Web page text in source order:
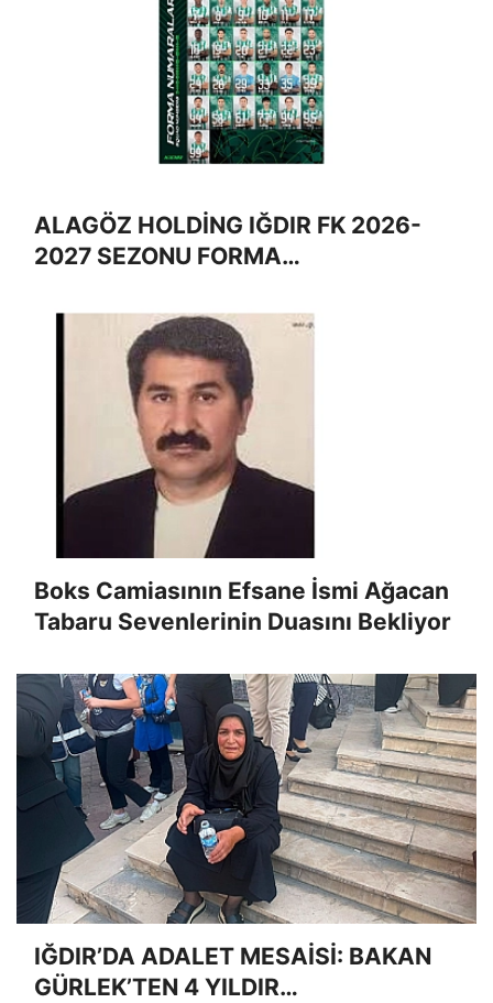
ALAGÖZ HOLDİNG IĞDIR FK 2026-
2027 SEZONU FORMA
Boks Camiasının Efsane İsmi Ağacan
Tabaru Sevenlerinin Duasını Bekliyor
IĞDIR’DA ADALET MESAİSİ: BAKAN
GÜRLEK’TEN 4 YILDIR